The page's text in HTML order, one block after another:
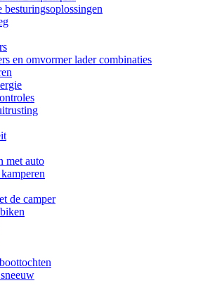
besturingsoplossingen
en omvormer lader combinaties
met auto
de camper